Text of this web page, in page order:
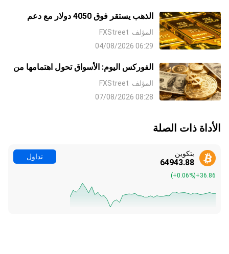
الذهب يستقر فوق 4050 دولار مع دعم
رهانات رفع الفائدة من جانب البنك
المؤلف FXStreet
06:29 04/08/2026
الفوركس اليوم: الأسواق تحول اهتمامها من
الشرق الأوسط إلى بيانات الوظائف غير
المؤلف FXStreet
08:28 07/08/2026
الأداة ذات الصلة
بتكوين
64943.92
+36.90
(+0.06%)
تداول